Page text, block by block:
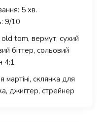
5 хв.
9/10
tom, вермут, сухий
біттер, сольовий
4:1
мартіні, склянка для
джиггер, стрейнер